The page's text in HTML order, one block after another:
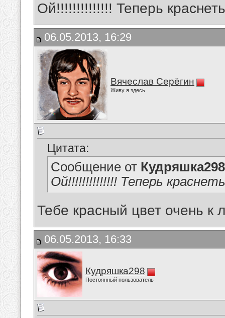
Ой!!!!!!!!!!!!!! Теперь
06.05.2013, 16:29
Вячеслав Серёгин
Живу я здесь
Цитата:
Сообщение от Кудряшка298
Ой!!!!!!!!!!!!!! Теперь
Тебе красный цвет очень к
06.05.2013, 16:33
Кудряшка298
Постоянный пользователь